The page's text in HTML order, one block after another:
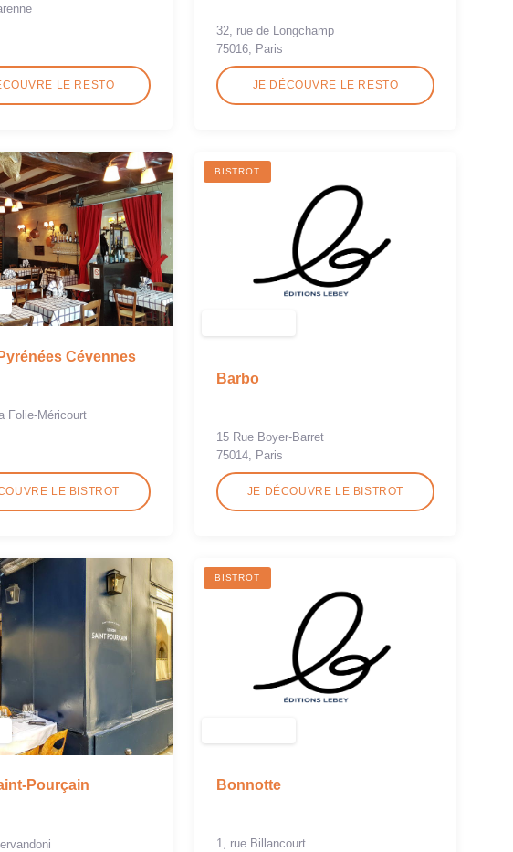
LE RESTO
32, rue de Longchamp
75016, Paris
JE DÉCOUVRE LE RESTO
Cévennes
Folie-Méricourt
LE BISTROT
BISTROT
Barbo
15 Rue Boyer-Barret
75014, Paris
JE DÉCOUVRE LE BISTROT
Pourçain
BISTROT
Bonnotte
1, rue Billancourt